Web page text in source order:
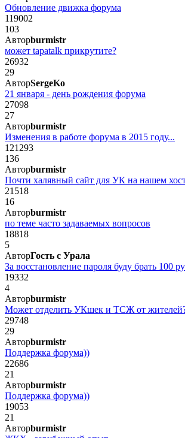
Обновление движка форума
119002
103
Авторburmistr
может tapatalk прикрутите?
26932
29
АвторSergeKo
21 января - день рождения форума
27098
27
Авторburmistr
Изменения в работе форума в 2015 году...
121293
136
Авторburmistr
Почти халявный сайт для УК на нашем
21518
16
Авторburmistr
по теме часто задаваемых вопросов
18818
5
АвторГость с Урала
За восстановление пароля буду брать 100
19332
4
Авторburmistr
Может отделить УКшек и ТСЖ от
29748
29
Авторburmistr
Поддержка форума))
22686
21
Авторburmistr
Поддержка форума))
19053
21
Авторburmistr